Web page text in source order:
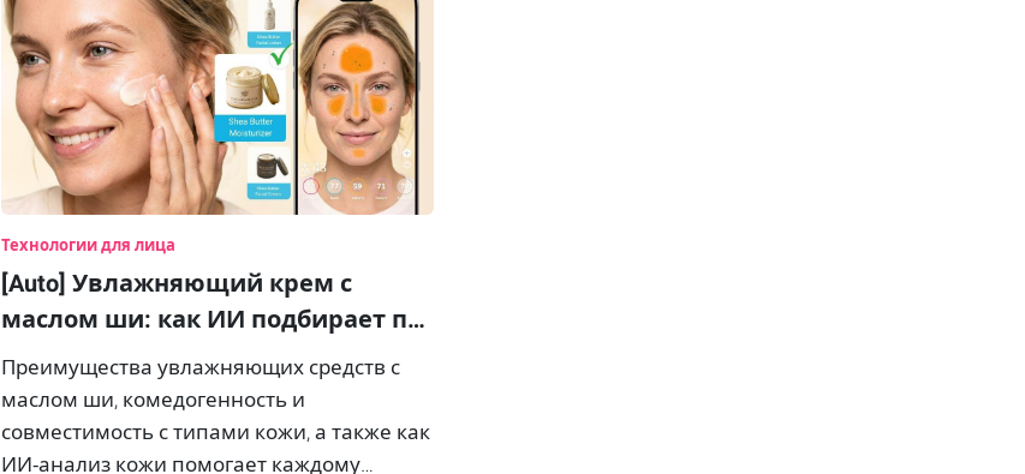
Технологии для лица
[Auto] Увлажняющий крем с
маслом ши: как ИИ подбирает п…
Преимущества увлажняющих средств с
маслом ши, комедогенность и
совместимость с типами кожи, а также как
ИИ‑анализ кожи помогает каждому